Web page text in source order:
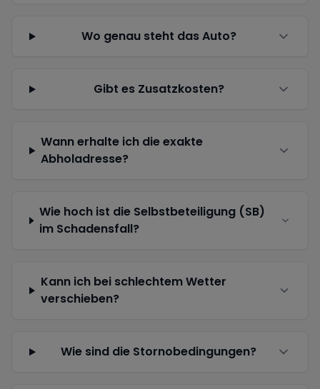
Wo genau steht das Auto?
Gibt es Zusatzkosten?
Wann erhalte ich die exakte
Abholadresse?
Wie hoch ist die Selbstbeteiligung (SB)
im Schadensfall?
Kann ich bei schlechtem Wetter
verschieben?
Wie sind die Stornobedingungen?